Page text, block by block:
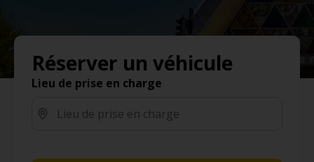
Réserver un véhicule
Lieu de prise en charge